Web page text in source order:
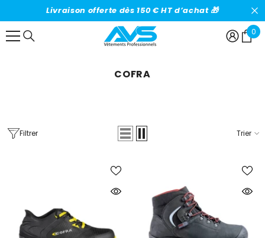
IGNORER ET PASSER AU CONTENULivraison offerte dès 150 € HT d’achat 🎁
0
0
COFRA
Filtrer Trier